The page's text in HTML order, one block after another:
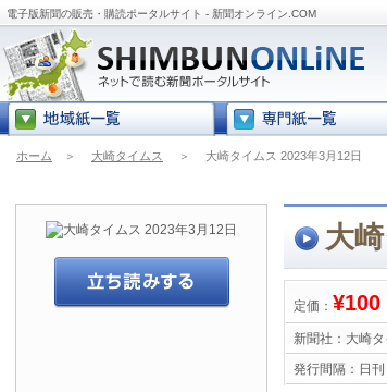
電子版新聞の販売・購読ポータルサイト - 新聞オンライン.COM
ホーム ＞ 大崎タイムス ＞ 大崎タイムス 2023年3月12日
大
定価： ¥100
新聞社： 大崎
発行間隔： 日刊